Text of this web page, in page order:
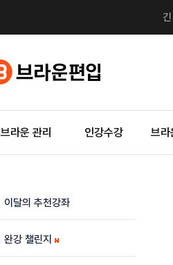
브라운 관리 인강수강 브라
이달의 추천강좌
완강 챌린지